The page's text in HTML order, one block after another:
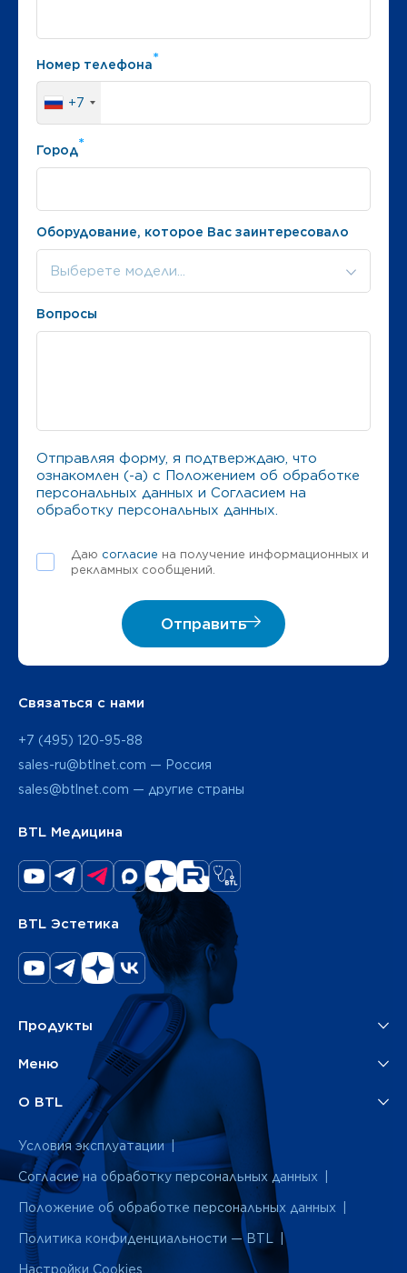
Продукты
Меню
Связаться с нами
+7 (495) 120-95-88
sales-ru@btlnet.com — Россия
sales@btlnet.com — другие страны
BTL Медицина
BTL Эстетика
О BTL
Условия эксплуатации
Согласие на обработку персональных данных
Положение об обработке персональных данных
Политика конфиденциальности — BTL
Настройки Cookies
Номер телефона*
+7
Город*
Оборудование, которое Вас заинтересовало
Выберете модели...
Вопросы
Отправляя форму, я подтверждаю, что
ознакомлен (-а) с Положением об обработке
персональных данных и Согласием на
обработку персональных данных.
Даю согласие на получение информационных и
рекламных сообщений.
Отправить